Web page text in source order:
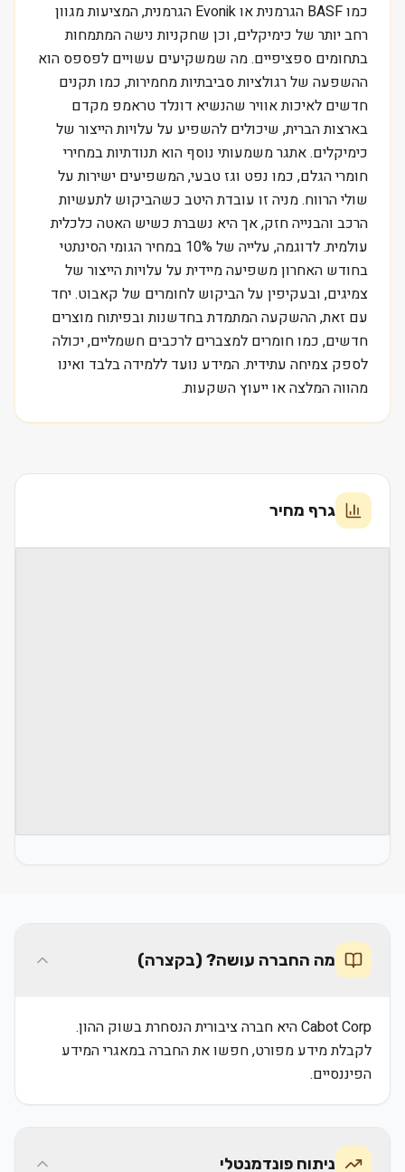
כמו BASF הגרמנית או Evonik הגרמנית, המציעות מגוון
רחב יותר של כימיקלים, וכן שחקניות נישה המתמחות
בתחומים ספציפיים. מה שמשקיעים עשויים לפספס הוא
ההשפעה של רגולציות סביבתיות מחמירות, כמו תקנים
חדשים לאיכות אוויר שהנשיא דונלד טראמפ מקדם
בארצות הברית, שיכולים להשפיע על עלויות הייצור של
כימיקלים. אתגר משמעותי נוסף הוא תנודתיות במחירי
חומרי הגלם, כמו נפט וגז טבעי, המשפיעים ישירות על
שולי הרווח. מניה זו עובדת היטב כשהביקוש לתעשיות
הרכב והבנייה חזק, אך היא נשברת כשיש האטה כלכלית
עולמית. לדוגמה, עלייה של 10% במחיר הגומי הסינתטי
בחודש האחרון משפיעה מיידית על עלויות הייצור של
צמיגים, ובעקיפין על הביקוש לחומרים של קאבוט. יחד
עם זאת, ההשקעה המתמדת בחדשנות ובפיתוח מוצרים
חדשים, כמו חומרים למצברים לרכבים חשמליים, יכולה
לספק צמיחה עתידית. המידע נועד ללמידה בלבד ואינו
מהווה המלצה או ייעוץ השקעות.
גרף מחיר
מה החברה עושה? (בקצרה)
Cabot Corp היא חברה ציבורית הנסחרת בשוק ההון.
לקבלת מידע מפורט, חפשו את החברה במאגרי המידע
הפיננסיים.
ניתוח פונדמנטלי